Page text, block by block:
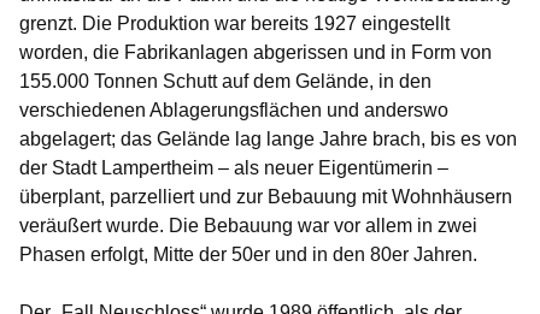
grenzt. Die Produktion war bereits 1927 eingestellt
worden, die Fabrikanlagen abgerissen und in Form von
155.000 Tonnen Schutt auf dem Gelände, in den
verschiedenen Ablagerungsflächen und anderswo
abgelagert; das Gelände lag lange Jahre brach, bis es von
der Stadt Lampertheim – als neuer Eigentümerin –
überplant, parzelliert und zur Bebauung mit Wohnhäusern
veräußert wurde. Die Bebauung war vor allem in zwei
Phasen erfolgt, Mitte der 50er und in den 80er Jahren.